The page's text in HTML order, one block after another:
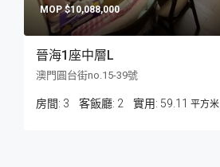
$10,088,000
晉海1座中層L
澳門圓台街no.15-39號
房間: 3 客飯廳: 2 59.11 平方米